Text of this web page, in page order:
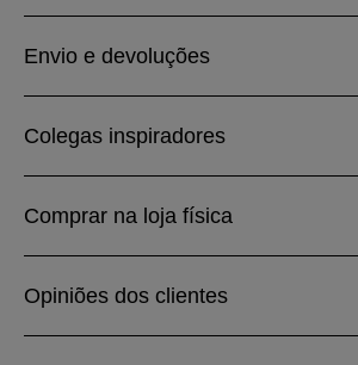
Envio e devoluções
Colegas inspiradores
Comprar na loja física
Opiniões dos clientes